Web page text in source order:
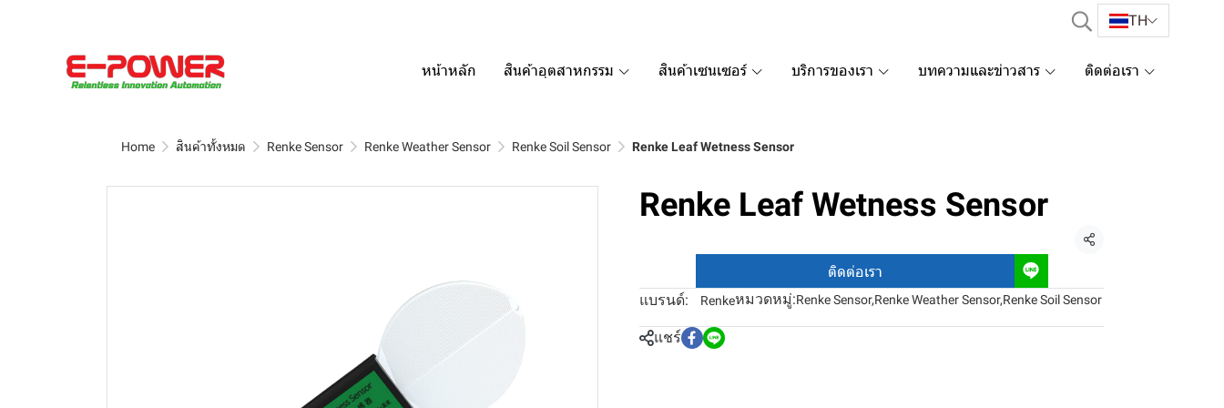
TH
หน้าหลัก สินค้าอุตสาหกรรม สินค้าเซนเซอร์ บริการของเรา บทความและข่าวสาร ติดต่อเรา
Home สินค้าทั้งหมด Renke Sensor Renke Weather Sensor Renke Soil Sensor Renke Leaf Wetness Sensor
Renke Leaf Wetness Sensor
แชร์
ติดต่อเรา
แบรนด์: Renkeหมวดหมู่:Renke Sensor,Renke Weather Sensor,Renke Soil Sensor
แชร์